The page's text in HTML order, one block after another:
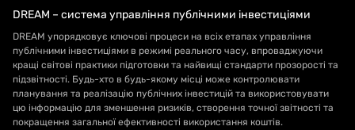
DREAM – система управління публічними інвестиціями
DREAM упорядковує ключові процеси на всіх етапах управління
публічними інвестиціями в режимі реального часу, впроваджуючи
кращі світові практики підготовки та найвищі стандарти прозорості та
підзвітності. Будь-хто в будь-якому місці може контролювати
планування та реалізацію публічних інвестицій та використовувати
цю інформацію для зменшення ризиків, створення точної звітності та
покращення загальної ефективності використання коштів.